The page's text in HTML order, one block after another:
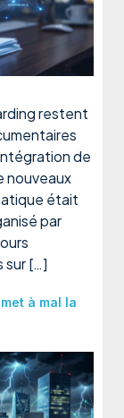
restent
de
nouveaux
était
par
sur […]
à mal la